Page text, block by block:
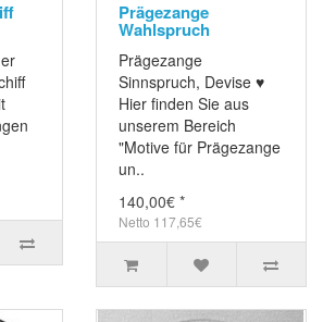
Prägezange
Wahlspruch
Prägezange
Sinnspruch, Devise ♥
Hier finden Sie aus
unserem Bereich
"Motive für Prägezange
un..
140,00€ *
Netto 117,65€